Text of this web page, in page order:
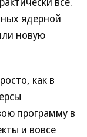
ядерной
новую
как в
программу в
и вовсе